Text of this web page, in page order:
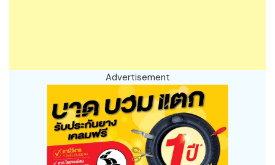
Advertisement